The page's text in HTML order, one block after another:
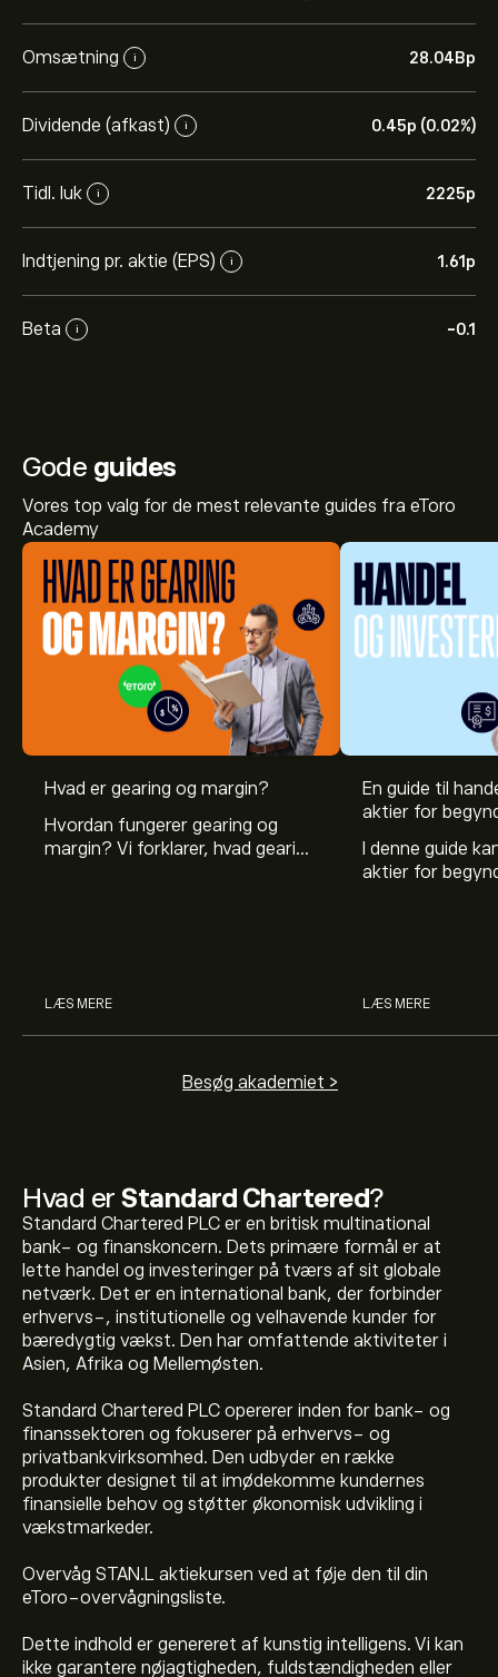
Omsætning i 28.04B‎p‎
Dividende (afkast) i 0.45‎p‎ (0.02%)
Tidl. luk i 2225‎p‎
Indtjening pr. aktie (EPS) i 1.61‎p‎
Beta i -0.1
Hvad er Standard Chartered?
Standard Chartered PLC er en britisk multinational
bank- og finanskoncern. Dets primære formål er at
lette handel og investeringer på tværs af sit globale
netværk. Det er en international bank, der forbinder
erhvervs-, institutionelle og velhavende kunder for
bæredygtig vækst. Den har omfattende aktiviteter i
Asien, Afrika og Mellemøsten.
Standard Chartered PLC opererer inden for bank- og
finanssektoren og fokuserer på erhvervs- og
privatbankvirksomhed. Den udbyder en række
produkter designet til at imødekomme kundernes
finansielle behov og støtter økonomisk udvikling i
vækstmarkeder.
Overvåg STAN.L aktiekursen ved at føje den til din
eToro-overvågningsliste.
Dette indhold er genereret af kunstig intelligens. Vi kan
ikke garantere nøjagtigheden, fuldstændigheden eller
Gode guides
Vores top valg for de mest relevante guides fra eToro
Academy
Hvad er gearing og margin?
Hvordan fungerer gearing og
margin? Vi forklarer, hvad gearing
LÆS MERE
En guide til
aktier for
I denne guide
aktier for
LÆS MERE
Besøg akademiet >